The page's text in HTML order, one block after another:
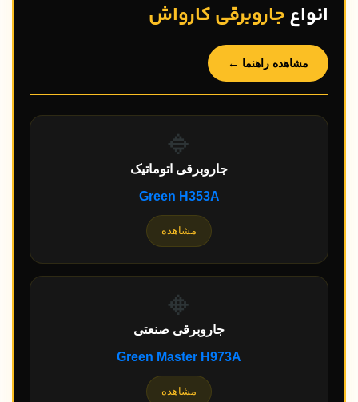
انواعجاروبرقی کارواش
مشاهده راهنما ←
🔹
جاروبرقی اتوماتیک
Green H353A
مشاهده
🔸
جاروبرقی صنعتی
Green Master H973A
مشاهده